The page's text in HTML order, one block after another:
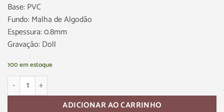
Base: PVC
Fundo: Malha de Algodão
Espessura: 0.8mm
Gravação: Doll
100 em estoque
ADICIONAR AO CARRINHO